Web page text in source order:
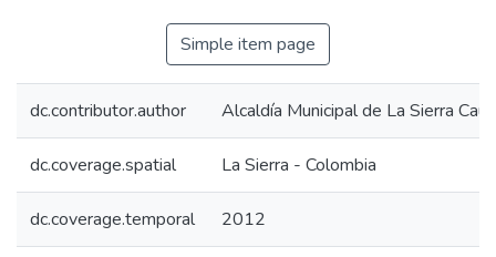
Simple item page
dc.contributor.author Alcaldía Municipal de La Sierra
dc.coverage.spatial La Sierra - Colombia
dc.coverage.temporal 2012